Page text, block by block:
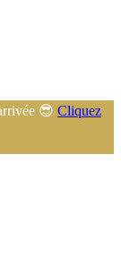
😎 Cliquez
familial au